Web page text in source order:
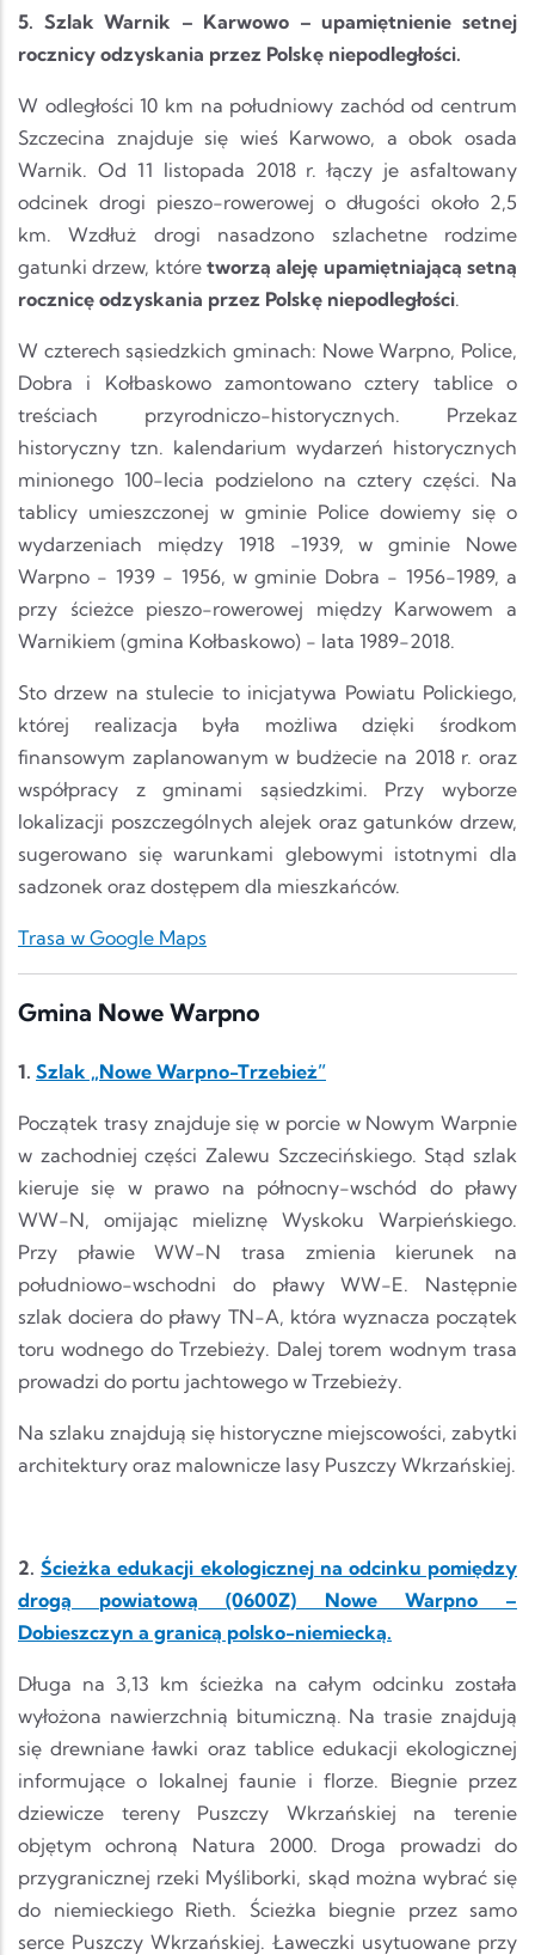
5. Szlak Warnik – Karwowo – upamiętnienie setnej
rocznicy odzyskania przez Polskę niepodległości.
W odległości 10 km na południowy zachód od centrum
Szczecina znajduje się wieś Karwowo, a obok osada
Warnik. Od 11 listopada 2018 r. łączy je asfaltowany
odcinek drogi pieszo-rowerowej o długości około 2,5
km. Wzdłuż drogi nasadzono szlachetne rodzime
gatunki drzew, które tworzą aleję upamiętniającą setną
rocznicę odzyskania przez Polskę niepodległości.
W czterech sąsiedzkich gminach: Nowe Warpno, Police,
Dobra i Kołbaskowo zamontowano cztery tablice o
treściach przyrodniczo-historycznych. Przekaz
historyczny tzn. kalendarium wydarzeń historycznych
minionego 100-lecia podzielono na cztery części. Na
tablicy umieszczonej w gminie Police dowiemy się o
wydarzeniach między 1918 -1939, w gminie Nowe
Warpno - 1939 - 1956, w gminie Dobra - 1956-1989, a
przy ścieżce pieszo-rowerowej między Karwowem a
Warnikiem (gmina Kołbaskowo) - lata 1989-2018.
Sto drzew na stulecie to inicjatywa Powiatu Polickiego,
której realizacja była możliwa dzięki środkom
finansowym zaplanowanym w budżecie na 2018 r. oraz
współpracy z gminami sąsiedzkimi. Przy wyborze
lokalizacji poszczególnych alejek oraz gatunków drzew,
sugerowano się warunkami glebowymi istotnymi dla
sadzonek oraz dostępem dla mieszkańców.
Trasa w Google Maps
Gmina Nowe Warpno
1. Szlak „Nowe Warpno-Trzebież”
Początek trasy znajduje się w porcie w Nowym Warpnie
w zachodniej części Zalewu Szczecińskiego. Stąd szlak
kieruje się w prawo na północny-wschód do pławy
WW-N, omijając mieliznę Wyskoku Warpieńskiego.
Przy pławie WW-N trasa zmienia kierunek na
południowo-wschodni do pławy WW-E. Następnie
szlak dociera do pławy TN-A, która wyznacza początek
toru wodnego do Trzebieży. Dalej torem wodnym trasa
prowadzi do portu jachtowego w Trzebieży.
Na szlaku znajdują się historyczne miejscowości, zabytki
architektury oraz malownicze lasy Puszczy Wkrzańskiej.
2.Ścieżka edukacji ekologicznej na odcinku pomiędzy
drogą powiatową (0600Z) Nowe Warpno –
Dobieszczyn a granicą polsko-niemiecką.
Długa na 3,13 km ścieżka na całym odcinku została
wyłożona nawierzchnią bitumiczną. Na trasie znajdują
się drewniane ławki oraz tablice edukacji ekologicznej
informujące o lokalnej faunie i florze. Biegnie przez
dziewicze tereny Puszczy Wkrzańskiej na terenie
objętym ochroną Natura 2000. Droga prowadzi do
przygranicznej rzeki Myśliborki, skąd można wybrać się
do niemieckiego Rieth. Ścieżka biegnie przez samo
serce Puszczy Wkrzańskiej. Ławeczki usytuowane przy